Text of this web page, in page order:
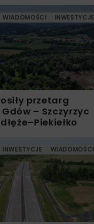
WIADOMOŚCI INWESTYCJE
przetarg
– Szczyrzyc
INWESTYCJE WIADOMOŚCI